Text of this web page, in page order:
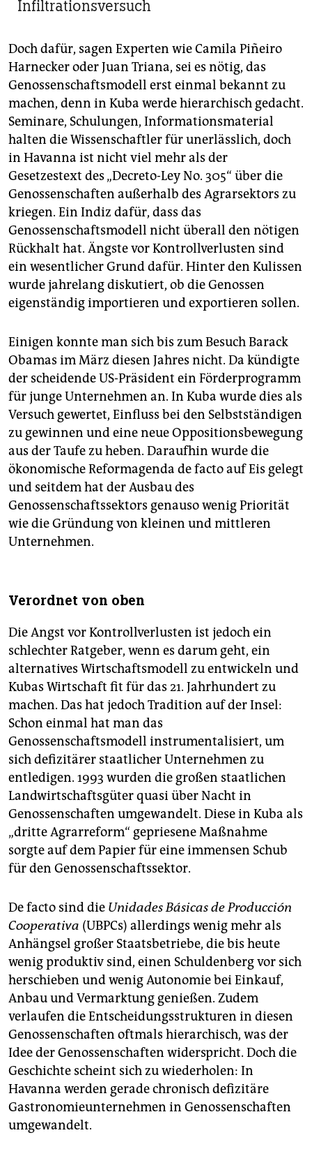
Infiltrationsversuch
Doch dafür, sagen Experten wie Camila Piñeiro
Harnecker oder Juan Triana, sei es nötig, das
Genossenschaftsmodell erst einmal bekannt zu
machen, denn in Kuba werde hierarchisch gedacht.
Seminare, Schulungen, Informationsmaterial
halten die Wissenschaftler für unerlässlich, doch
in Havanna ist nicht viel mehr als der
Gesetzestext des „Decreto-Ley No. 305“ über die
Genossenschaften außerhalb des Agrarsektors zu
kriegen. Ein Indiz dafür, dass das
Genossenschaftsmodell nicht überall den nötigen
Rückhalt hat. Ängste vor Kontrollverlusten sind
ein wesentlicher Grund dafür. Hinter den Kulissen
wurde jahrelang diskutiert, ob die Genossen
eigenständig importieren und exportieren sollen.
Einigen konnte man sich bis zum Besuch Barack
Obamas im März diesen Jahres nicht. Da kündigte
der scheidende US-Präsident ein Förderprogramm
für junge Unternehmen an. In Kuba wurde dies als
Versuch gewertet, Einfluss bei den Selbstständigen
zu gewinnen und eine neue Oppositionsbewegung
aus der Taufe zu heben. Daraufhin wurde die
ökonomische Reformagenda de facto auf Eis gelegt
und seitdem hat der Ausbau des
Genossenschaftssektors genauso wenig Priorität
wie die Gründung von kleinen und mittleren
Unternehmen.
Verordnet von oben
Die Angst vor Kontrollverlusten ist jedoch ein
schlechter Ratgeber, wenn es darum geht, ein
alternatives Wirtschaftsmodell zu entwickeln und
Kubas Wirtschaft fit für das 21. Jahrhundert zu
machen. Das hat jedoch Tradition auf der Insel:
Schon einmal hat man das
Genossenschaftsmodell instrumentalisiert, um
sich defizitärer staatlicher Unternehmen zu
entledigen. 1993 wurden die großen staatlichen
Landwirtschaftsgüter quasi über Nacht in
Genossenschaften umgewandelt. Diese in Kuba als
„dritte Agrarreform“ gepriesene Maßnahme
sorgte auf dem Papier für eine immensen Schub
für den Genossenschaftssektor.
De facto sind die Unidades Básicas de Producción
Cooperativa (UBPCs) allerdings wenig mehr als
Anhängsel großer Staatsbetriebe, die bis heute
wenig produktiv sind, einen Schuldenberg vor sich
herschieben und wenig Autonomie bei Einkauf,
Anbau und Vermarktung genießen. Zudem
verlaufen die Entscheidungsstrukturen in diesen
Genossenschaften oftmals hierarchisch, was der
Idee der Genossenschaften widerspricht. Doch die
Geschichte scheint sich zu wiederholen: In
Havanna werden gerade chronisch defizitäre
Gastronomieunternehmen in Genossenschaften
umgewandelt.